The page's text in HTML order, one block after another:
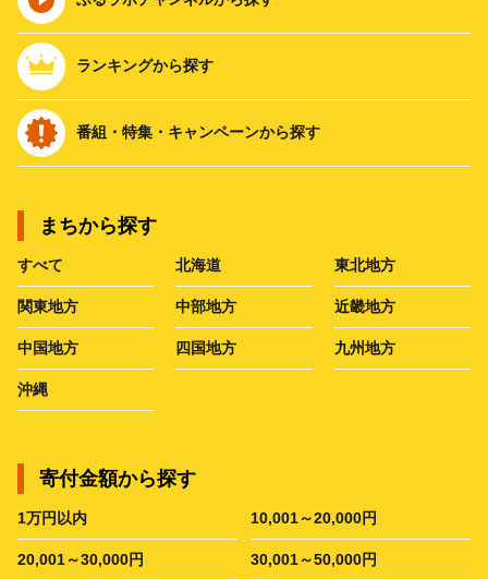
ランキングから探す
番組・特集・キャンペーンから探す
まちから探す
すべて 北海道 東北地方
関東地方 中部地方 近畿地方
中国地方 四国地方 九州地方
沖縄
寄付金額から探す
1万円以内 10,001～20,000円
20,001～30,000円 30,001～50,000円